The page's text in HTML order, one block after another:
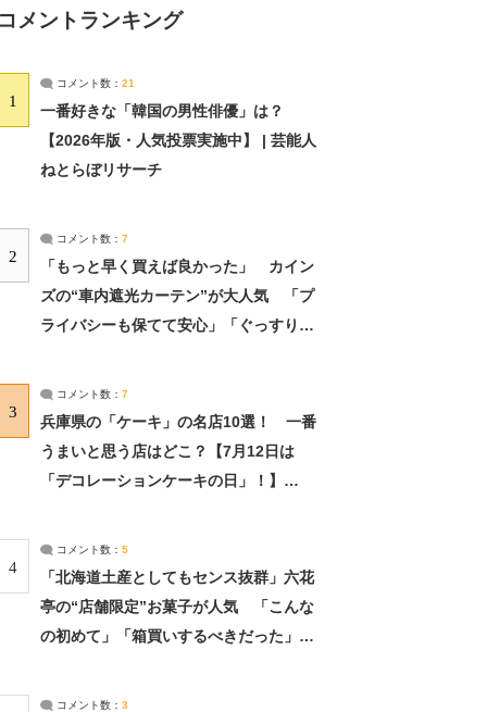
コメントランキング
1
コメント数： 21
一番好きな「韓国の男性俳優」は？
【2026年版・人気投票実施中】 | 芸能人
ねとらぼリサーチ
2
コメント数： 7
「もっと早く買えば良かった」 カイン
ズの“車内遮光カーテン”が大人気 「プ
ライバシーも保てて安心」「ぐっすり眠
3
コメント数： 7
兵庫県の「ケーキ」の名店10選！ 一番
うまいと思う店はどこ？【7月12日は
「デコレーションケーキの日」！】
4
コメント数： 5
「北海道土産としてもセンス抜群」六花
亭の“店舗限定”お菓子が人気 「こんな
の初めて」「箱買いするべきだった」
コメント数： 3